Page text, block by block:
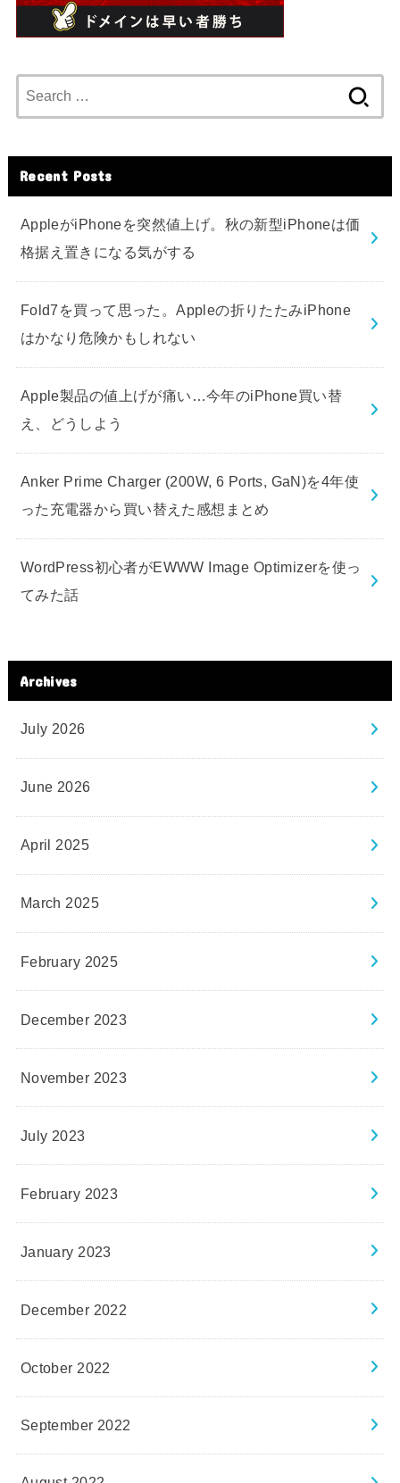
for:
Recent Posts
AppleがiPhoneを突然値上げ。秋の新型iPhoneは価
格据え置きになる気がする
Fold7を買って思った。Appleの折りたたみiPhone
はかなり危険かもしれない
Apple製品の値上げが痛い…今年のiPhone買い替
え、どうしよう
Anker Prime Charger (200W, 6 Ports, GaN)を4年使
った充電器から買い替えた感想まとめ
WordPress初心者がEWWW Image Optimizerを使っ
てみた話
Archives
July 2026
June 2026
April 2025
March 2025
February 2025
December 2023
November 2023
July 2023
February 2023
January 2023
December 2022
October 2022
September 2022